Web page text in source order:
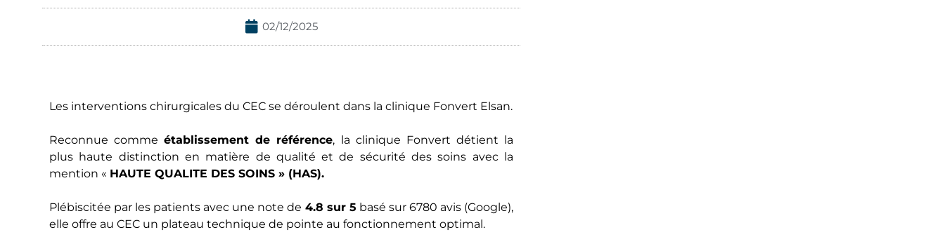
02/12/2025
Les interventions chirurgicales du CEC se déroulent dans la clinique Fonvert Elsan.
Reconnue commeétablissement de référence, la clinique Fonvert détient la
plus haute distinction en matière de qualité et de sécurité des soins avec la
mention « HAUTE QUALITE DES SOINS » (HAS).
Plébiscitée par les patients avec une note de 4.8 sur 5 basé sur 6780 avis (Google),
elle offre au CEC un plateau technique de pointe au fonctionnement optimal.